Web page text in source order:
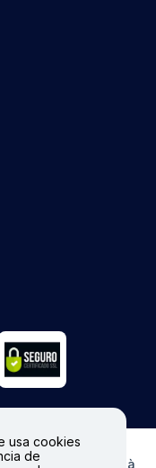
usa cookies
de
Proibida
Estoques sujeitos à